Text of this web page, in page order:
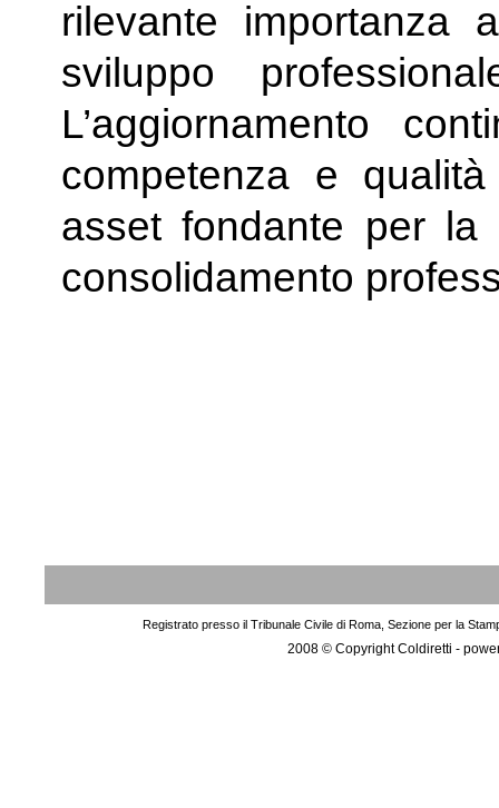
rilevante importanza
sviluppo
L’aggiornamento
competenza e
asset fondante per la
consolidamento
Registrato presso il Tribunale Civile di Roma, Sezione per la
2008 © Copyright Coldiretti -